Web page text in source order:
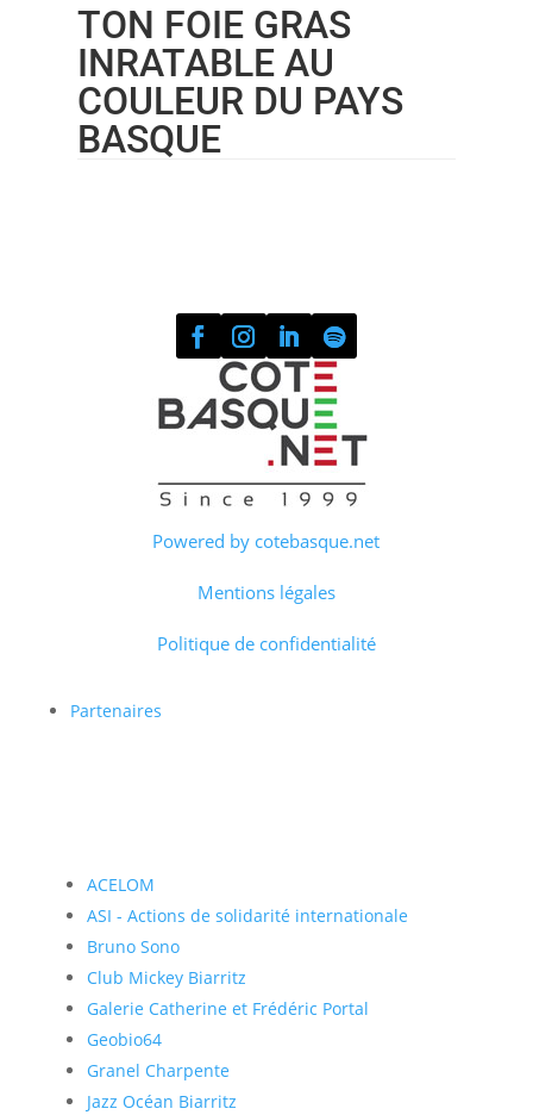
TON FOIE GRAS
INRATABLE AU
COULEUR DU PAYS
BASQUE
Powered by cotebasque.net
Mentions légales
Politique de confidentialité
Partenaires
ACELOM
ASI - Actions de solidarité internationale
Bruno Sono
Club Mickey Biarritz
Galerie Catherine et Frédéric Portal
Geobio64
Granel Charpente
Jazz Océan Biarritz